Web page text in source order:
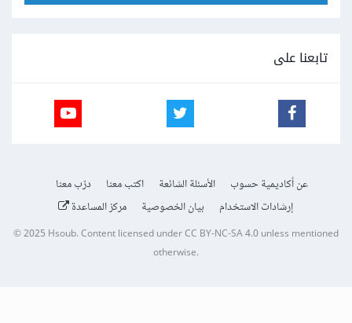
تابعنا على
عن أكاديمية حسوب الأسئلة الشائعة اكتب معنا
درّب معنا
إرشادات الاستخدام
بيان الخصوصية مركز المساعدة
© 2025 Hsoub.Content licensed underCC BY-NC-SA 4.0unless mentioned
otherwise.